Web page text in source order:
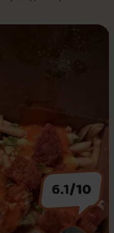
Foire aux questions
Me connecter 6.1/10